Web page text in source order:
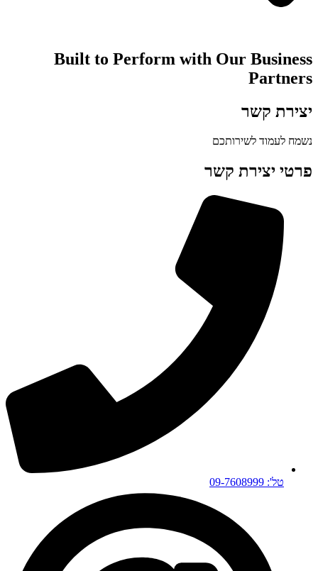
Built to Perform with Our Business
Partners
יצירת קשר
נשמח לעמוד לשירותכם
פרטי יצירת קשר
טל': 09-7608999